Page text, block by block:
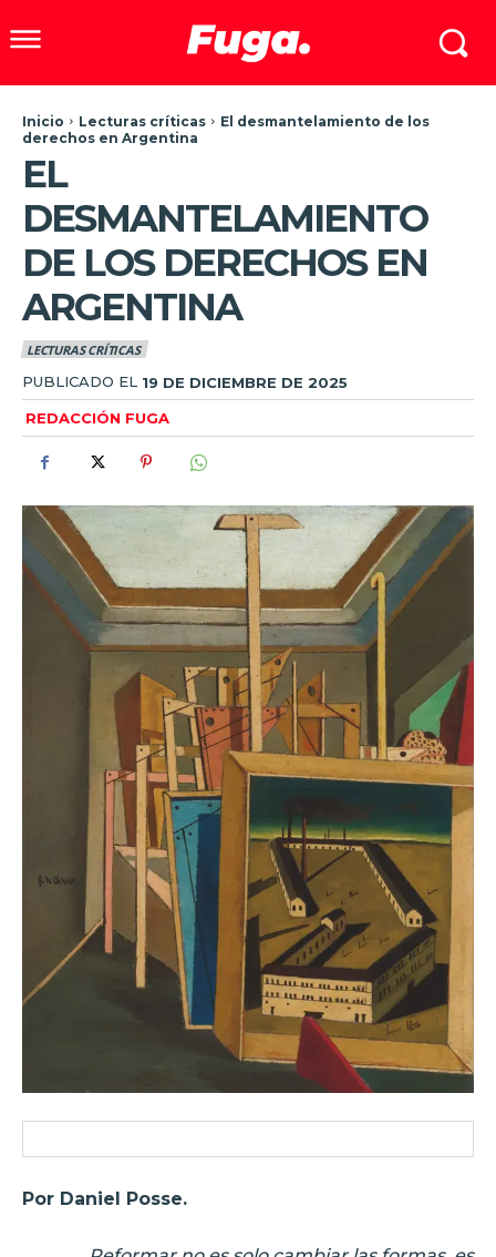
Inicio Lecturas críticas
El desmantelamiento de los
derechos en Argentina
EL
DESMANTELAMIENTO
DE LOS DERECHOS EN
ARGENTINA
LECTURAS CRÍTICAS
PUBLICADO EL 19 DE DICIEMBRE DE 2025
REDACCIÓN FUGA
Por Daniel Posse.